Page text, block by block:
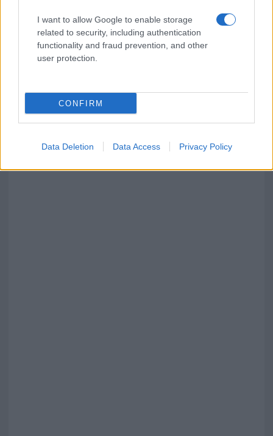
I want to allow Google to enable storage
related to security, including authentication
functionality and fraud prevention, and other
user protection.
CONFIRM
Data Deletion Data Access Privacy Policy
Red Valley Festival, musica no-stop a Olbia fino
alle 5